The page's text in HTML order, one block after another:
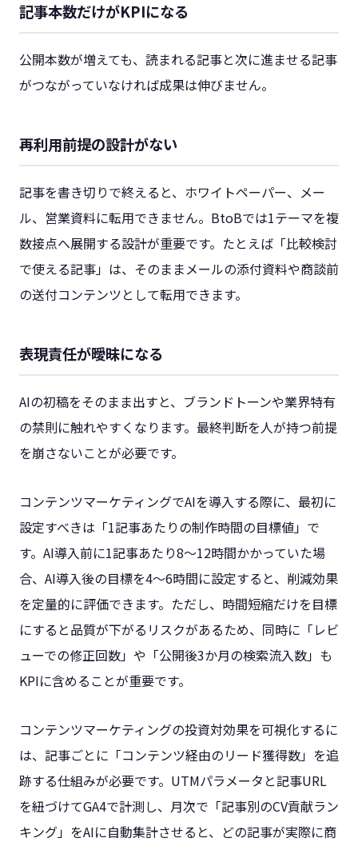
記事本数だけがKPIになる
公開本数が増えても、読まれる記事と次に進ませる記事
がつながっていなければ成果は伸びません。
再利用前提の設計がない
記事を書き切りで終えると、ホワイトペーパー、メー
ル、営業資料に転用できません。BtoBでは1テーマを複
数接点へ展開する設計が重要です。たとえば「比較検討
で使える記事」は、そのままメールの添付資料や商談前
の送付コンテンツとして転用できます。
表現責任が曖昧になる
AIの初稿をそのまま出すと、ブランドトーンや業界特有
の禁則に触れやすくなります。最終判断を人が持つ前提
を崩さないことが必要です。
コンテンツマーケティングでAIを導入する際に、最初に
設定すべきは「1記事あたりの制作時間の目標値」で
す。AI導入前に1記事あたり8〜12時間かかっていた場
合、AI導入後の目標を4〜6時間に設定すると、削減効果
を定量的に評価できます。ただし、時間短縮だけを目標
にすると品質が下がるリスクがあるため、同時に「レビ
ューでの修正回数」や「公開後3か月の検索流入数」も
KPIに含めることが重要です。
コンテンツマーケティングの投資対効果を可視化するに
は、記事ごとに「コンテンツ経由のリード獲得数」を追
跡する仕組みが必要です。UTMパラメータと記事URL
を紐づけてGA4で計測し、月次で「記事別のCV貢献ラン
キング」をAIに自動集計させると、どの記事が実際に商